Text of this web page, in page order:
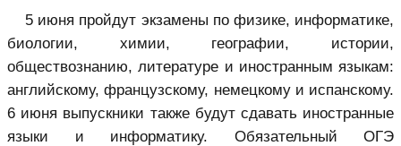
5 июня пройдут экзамены по физике, информатике,
биологии, химии, географии, истории,
обществознанию, литературе и иностранным языкам:
английскому, французскому, немецкому и испанскому.
6 июня выпускники также будут сдавать иностранные
языки и информатику. Обязательный ОГЭ